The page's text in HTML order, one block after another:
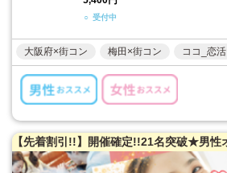
○ 受付中
大阪府×街コン 梅田×街コン ココ_恋活